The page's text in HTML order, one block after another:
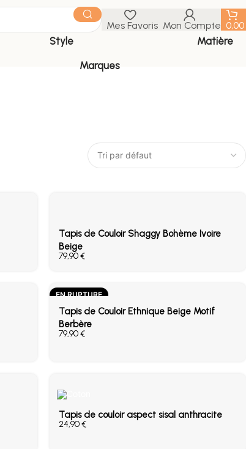
Mes Favoris Mon Compte 0,00
Style
Matière
Marques
Tapis de Couloir Shaggy Bohème Ivoire
Beige
€
EN RUPTURE
Tapis de Couloir Ethnique Beige Motif
Berbère
€
Tapis de couloir aspect sisal anthracite
€